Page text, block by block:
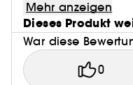
Mehr anzeigen
Dieses Produkt
War diese
0